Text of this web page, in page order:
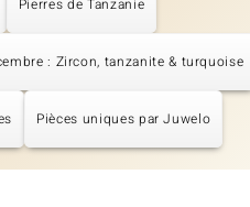
Pierres de Tanzanie
: Zircon, tanzanite & turquoise
Pièces uniques par Juwelo